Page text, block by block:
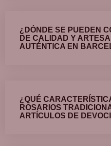
¿DÓNDE SE PUEDEN
DE CALIDAD Y
AUTÉNTICA EN
¿QUÉ
ROSARIOS
ARTÍCULOS DE